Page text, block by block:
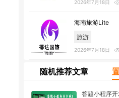
2026年7月18日
海南旅游Lite
旅游
2026年7月18日
随机推荐文章
答题小程序